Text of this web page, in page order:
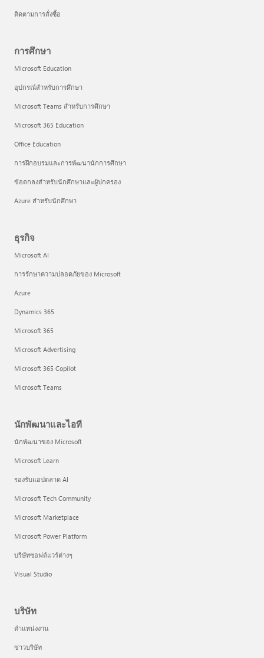
ติดตามการสั่งซื้อ
การศึกษา
Microsoft Education
อุปกรณ์สำหรับการศึกษา
Microsoft Teams สำหรับการศึกษา
Microsoft 365 Education
Office Education
การฝึกอบรมและการพัฒนานักการศึกษา
ข้อตกลงสำหรับนักศึกษาและผู้ปกครอง
Azure สำหรับนักศึกษา
ธุรกิจ
Microsoft AI
การรักษาความปลอดภัยของ Microsoft
Azure
Dynamics 365
Microsoft 365
Microsoft Advertising
Microsoft 365 Copilot
Microsoft Teams
นักพัฒนาและไอที
นักพัฒนาของ Microsoft
Microsoft Learn
รองรับแอปตลาด AI
Microsoft Tech Community
Microsoft Marketplace
Microsoft Power Platform
บริษัทซอฟต์แวร์ต่างๆ
Visual Studio
บริษัท
ตำแหน่งงาน
ข่าวบริษัท